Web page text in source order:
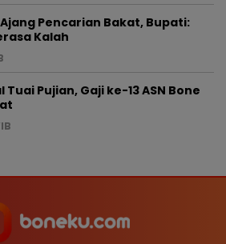
Pencarian Bakat, Bupati:
Kalah
Pujian, Gaji ke-13 ASN Bone